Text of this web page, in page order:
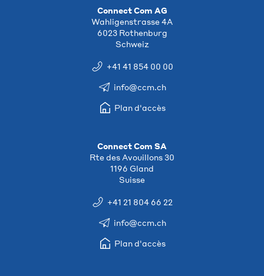
Connect Com AG
Wahligenstrasse 4A
6023 Rothenburg
Schweiz
+41 41 854 00 00
info@ccm.ch
Plan d'accès
Connect Com SA
Rte des Avouillons 30
1196 Gland
Suisse
+41 21 804 66 22
info@ccm.ch
Plan d'accès